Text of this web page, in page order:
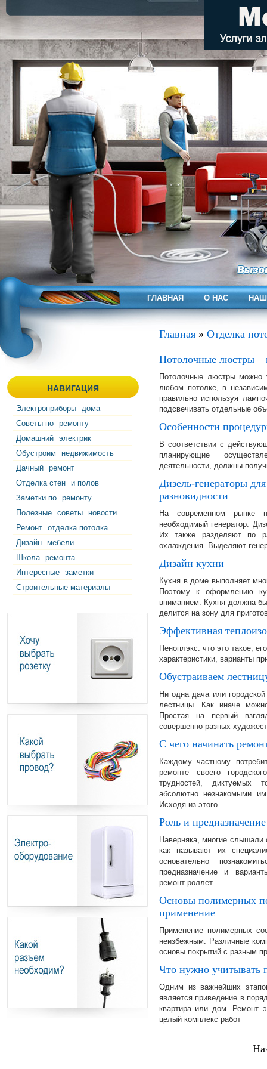
ГЛАВНАЯ О НАС
НАВИГАЦИЯ
Электроприборы дома
Советы по ремонту
Домашний электрик
Обустроим
недвижимость
Дачный ремонт
Отделка стен
и полов
Заметки по ремонту
Полезные советы
новости
Ремонт отделка потолка
Дизайн
мебели
Школа ремонта
Интересные заметки
Строительные материалы
Главная » Отделка
Потолочные люстры –
Потолочные люстры можно
любом потолке, в
правильно используя
подсвечивать отдельные
Особенности
В соответствии с
планирующие
деятельности, должны
Дизель-генераторы
разновидности
На современном рынке
необходимый генератор.
Их также разделяют по
охлаждения. Выделяют
Дизайн кухни
Кухня в доме выполняет
Поэтому к оформлению
вниманием. Кухня должна
делится на зону для
Эффективная
Пеноплэкс: что это такое,
характеристики, варианты
Обустраиваем
Ни одна дача или
лестницы. Как иначе
Простая на первый
совершенно разных
С чего начинать
Каждому частному
ремонте своего
трудностей, диктуемых
абсолютно незнакомыми
Исходя из этого
Роль и
Наверняка, многие слышали
как называют их
основательно
предназначение и
ремонт роллет
Основы полимерных
применение
Применение полимерных
неизбежным. Различные
основы покрытий с разным
Что нужно учитывать
Одним из важнейших
является приведение в
квартира или дом. Ремонт
целый комплекс работ